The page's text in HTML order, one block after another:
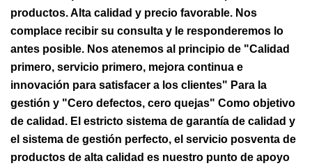
productos. Alta calidad y precio favorable. Nos
complace recibir su consulta y le responderemos lo
antes posible. Nos atenemos al principio de "Calidad
primero, servicio primero, mejora continua e
innovación para satisfacer a los clientes" Para la
gestión y "Cero defectos, cero quejas" Como objetivo
de calidad. El estricto sistema de garantía de calidad y
el sistema de gestión perfecto, el servicio posventa de
productos de alta calidad es nuestro punto de apoyo